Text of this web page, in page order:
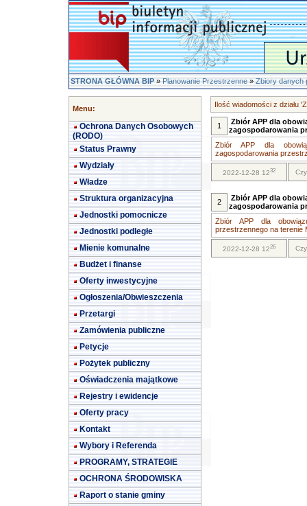
STRONA GŁÓWNA BIP»Planowanie Przestrzenne»Zbiory danych
Menu:
Ochrona Danych Osobowych
(RODO)
Status Prawny
Wydziały
Władze
Struktura organizacyjna
Jednostki pomocnicze
Jednostki podległe
Mienie komunalne
Budżet i finanse
Oferty inwestycyjne
Ogłoszenia/Obwieszczenia
Przetargi
Zamówienia publiczne
Petycje
Pożytek publiczny
Oświadczenia majątkowe
Rejestry i ewidencje
Oferty pracy
Kontakt
Wybory i Referenda
PROGRAMY, STRATEGIE
OCHRONA ŚRODOWISKA
Raport o stanie gminy
Ilość wiadomości z działu
1
Zbiór APP dla
zagospodarowania
Zbiór APP dla
zagospodarowania
2022-12-28 1232
2
Zbiór APP dla
zagospodarowania
Zbiór APP dla
przestrzennego na terenie
2022-12-28 1226